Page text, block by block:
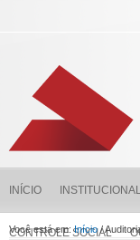
INÍCIO
CONTROLE SOCIAL
Você está em:Início/